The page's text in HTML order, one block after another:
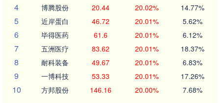
4 博腾股份 20.44 20.02% 14.77%
5 近岸蛋白 46.72 20.01% 5.62%
6 毕得医药 61.6 20.01% 6.12%
7 五洲医疗 83.62 20.01% 18.37%
8 耐科装备 49.67 20.01% 6.83%
9 一博科技 53.33 20.01% 17.26%
10 方邦股份 146.16 20.00% 7.68%